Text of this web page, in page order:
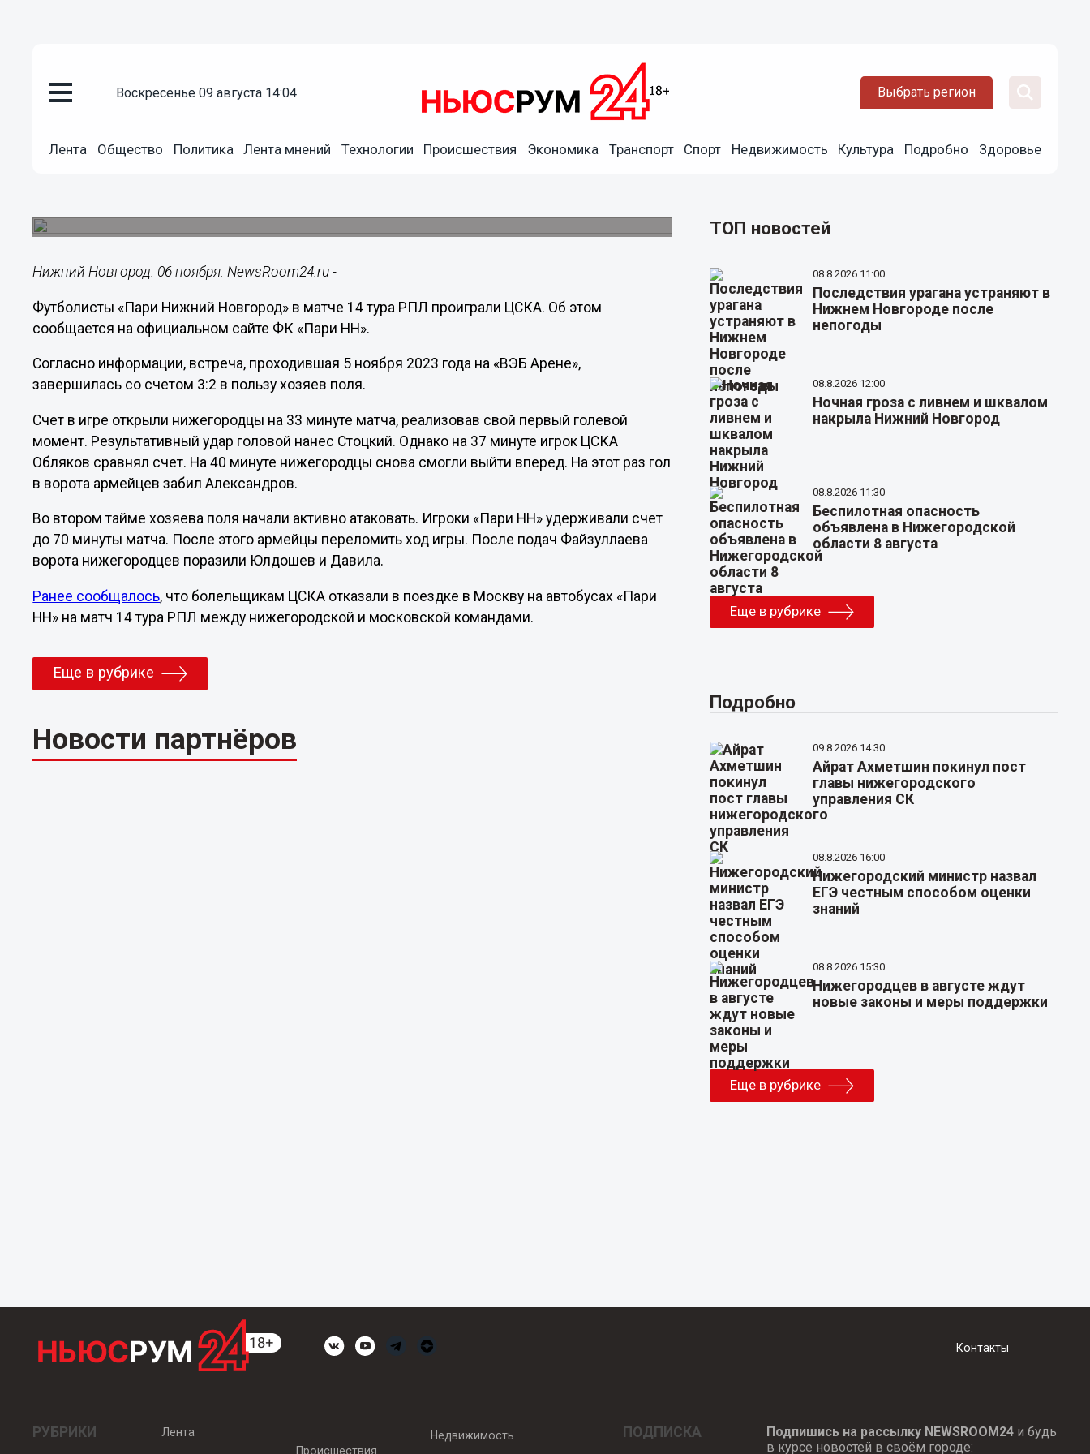
воскресенье 09 августа 14:04 Выбрать регион
Лента Общество Политика Лента мнений Технологии Происшествия Экономика Транспорт Спорт Недвижимость Культура Подробно Здоровье
06.11.202309:42
Нижний Новгород. 06 ноября. NewsRoom24.ru -
Футболисты «Пари Нижний Новгород» в матче 14 тура РПЛ проиграли ЦСКА. Об этом
сообщается на официальном сайте ФК «Пари НН».
Согласно информации, встреча, проходившая 5 ноября 2023 года на «ВЭБ Арене»,
завершилась со счетом 3:2 в пользу хозяев поля.
Счет в игре открыли нижегородцы на 33 минуте матча, реализовав свой первый голевой
момент. Результативный удар головой нанес Стоцкий. Однако на 37 минуте игрок ЦСКА
Обляков сравнял счет. На 40 минуте нижегородцы снова смогли выйти вперед. На этот раз гол
в ворота армейцев забил Александров.
Во втором тайме хозяева поля начали активно атаковать. Игроки «Пари НН» удерживали счет
до 70 минуты матча. После этого армейцы переломить ход игры. После подач Файзуллаева
ворота нижегородцев поразили Юлдошев и Давила.
Ранее сообщалось, что болельщикам ЦСКА отказали в поездке в Москву на автобусах «Пари
НН» на матч 14 тура РПЛ между нижегородской и московской командами.
Еще в рубрике
Новости партнёров
ТОП новостей
08.8.2026 11:00
Последствия урагана устраняют в
Нижнем Новгороде после
непогоды
08.8.2026 12:00
Ночная гроза с ливнем и шквалом
накрыла Нижний Новгород
08.8.2026 11:30
Беспилотная опасность
объявлена в Нижегородской
области 8 августа
Еще в рубрике
Подробно
09.8.2026 14:30
Айрат Ахметшин покинул пост
главы нижегородского
управления СК
08.8.2026 16:00
Нижегородский министр назвал
ЕГЭ честным способом оценки
знаний
08.8.2026 15:30
Нижегородцев в августе ждут
новые законы и меры поддержки
Еще в рубрике
Контакты
РУБРИКИ
Лента
Происшествия
Недвижимость ПОДПИСКА Подпишись на рассылку NEWSROOM24и будь
в курсе новостей в своём городе: